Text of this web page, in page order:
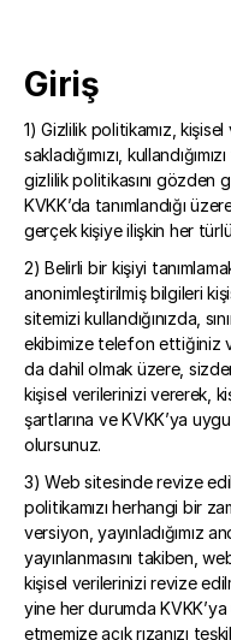
Giriş
1) Gizlilik politikamız, kişisel
sakladığımızı,
gizlilik politikasını gözden
KVKK’da tanımlandığı
gerçek kişiye ilişkin her
2) Belirli bir kişiyi
anonimleştirilmiş bilgileri
sitemizi kullandığınızda,
ekibimize telefon ettiğiniz
da dahil olmak üzere,
kişisel verilerinizi vererek,
şartlarına ve KVKK’ya
olursunuz.
3) Web sitesinde revize
politikamızı herhangi bir
versiyon, yayınladığımız
yayınlanmasını takiben,
kişisel verilerinizi revize
yine her durumda
etmemize açık rızanızı